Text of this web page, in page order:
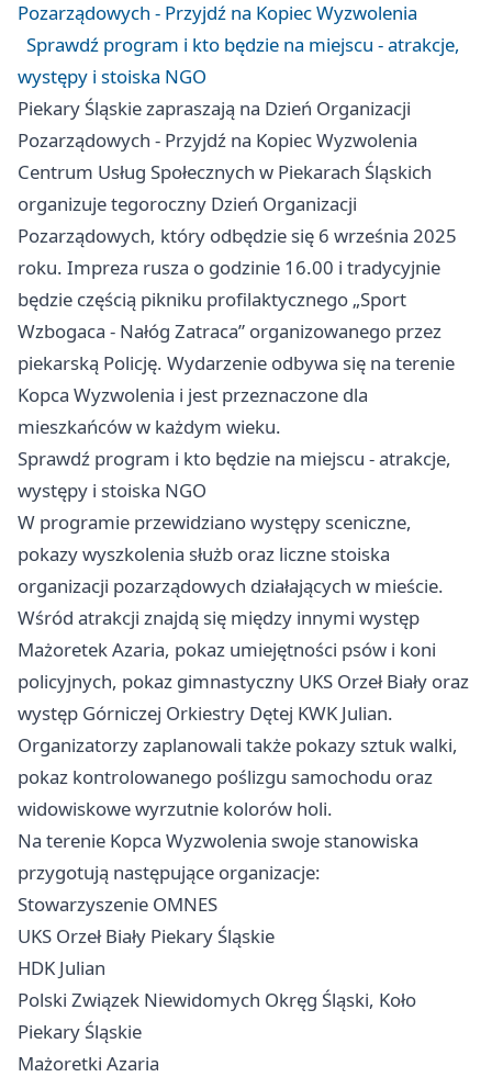
Pozarządowych - Przyjdź na Kopiec Wyzwolenia
Sprawdź program i kto będzie na miejscu - atrakcje,
występy i stoiska NGO
Piekary Śląskie zapraszają na Dzień Organizacji
Pozarządowych - Przyjdź na Kopiec Wyzwolenia
Centrum Usług Społecznych w Piekarach Śląskich
organizuje tegoroczny Dzień Organizacji
Pozarządowych, który odbędzie się 6 września 2025
roku. Impreza rusza o godzinie 16.00 i tradycyjnie
będzie częścią pikniku profilaktycznego „Sport
Wzbogaca - Nałóg Zatraca” organizowanego przez
piekarską Policję. Wydarzenie odbywa się na terenie
Kopca Wyzwolenia i jest przeznaczone dla
mieszkańców w każdym wieku.
Sprawdź program i kto będzie na miejscu - atrakcje,
występy i stoiska NGO
W programie przewidziano występy sceniczne,
pokazy wyszkolenia służb oraz liczne stoiska
organizacji pozarządowych działających w mieście.
Wśród atrakcji znajdą się między innymi występ
Mażoretek Azaria, pokaz umiejętności psów i koni
policyjnych, pokaz gimnastyczny UKS Orzeł Biały oraz
występ Górniczej Orkiestry Dętej KWK Julian.
Organizatorzy zaplanowali także pokazy sztuk walki,
pokaz kontrolowanego poślizgu samochodu oraz
widowiskowe wyrzutnie kolorów holi.
Na terenie Kopca Wyzwolenia swoje stanowiska
przygotują następujące organizacje:
Stowarzyszenie OMNES
UKS Orzeł Biały Piekary Śląskie
HDK Julian
Polski Związek Niewidomych Okręg Śląski, Koło
Piekary Śląskie
Mażoretki Azaria